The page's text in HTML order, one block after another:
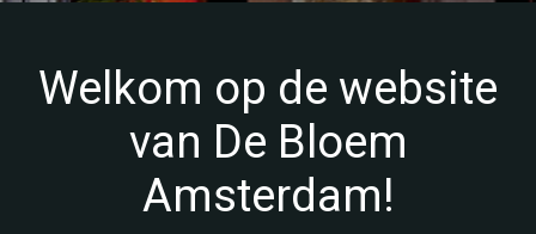
Welkom op de website
van De Bloem
Amsterdam!